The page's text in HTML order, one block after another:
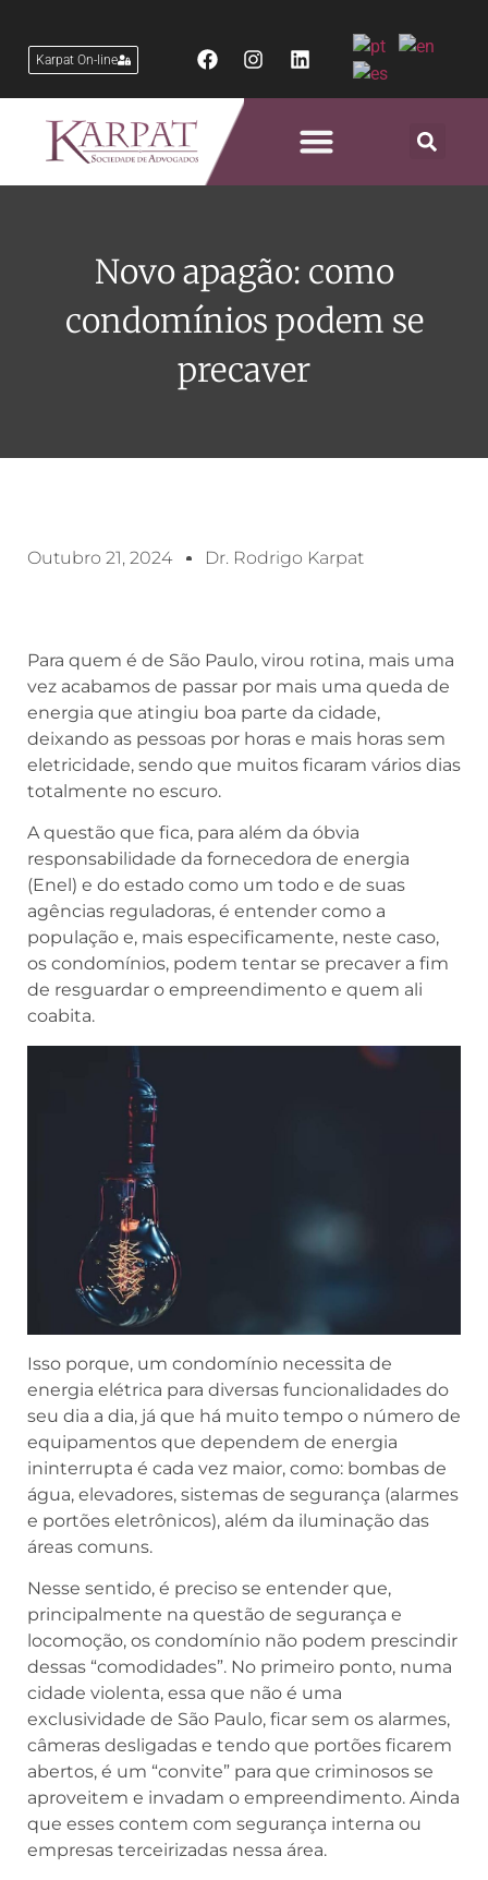
Karpat On-line
Novo apagão: como
condomínios podem se
precaver
Outubro 21, 2024 Dr. Rodrigo Karpat
Para quem é de São Paulo, virou rotina, mais uma
vez acabamos de passar por mais uma queda de
energia que atingiu boa parte da cidade,
deixando as pessoas por horas e mais horas sem
eletricidade, sendo que muitos ficaram vários dias
totalmente no escuro.
A questão que fica, para além da óbvia
responsabilidade da fornecedora de energia
(Enel) e do estado como um todo e de suas
agências reguladoras, é entender como a
população e, mais especificamente, neste caso,
os condomínios, podem tentar se precaver a fim
de resguardar o empreendimento e quem ali
coabita.
Isso porque, um condomínio necessita de
energia elétrica para diversas funcionalidades do
seu dia a dia, já que há muito tempo o número de
equipamentos que dependem de energia
ininterrupta é cada vez maior, como: bombas de
água, elevadores, sistemas de segurança (alarmes
e portões eletrônicos), além da iluminação das
áreas comuns.
Nesse sentido, é preciso se entender que,
principalmente na questão de segurança e
locomoção, os condomínio não podem prescindir
dessas “comodidades”. No primeiro ponto, numa
cidade violenta, essa que não é uma
exclusividade de São Paulo, ficar sem os alarmes,
câmeras desligadas e tendo que portões ficarem
abertos, é um “convite” para que criminosos se
aproveitem e invadam o empreendimento. Ainda
que esses contem com segurança interna ou
empresas terceirizadas nessa área.